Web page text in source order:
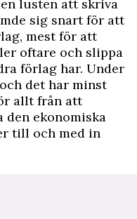
lusten att skriva
sig snart för att
mest för att
oftare och slippa
förlag har. Under
det har minst
allt från att
den ekonomiska
till och med in